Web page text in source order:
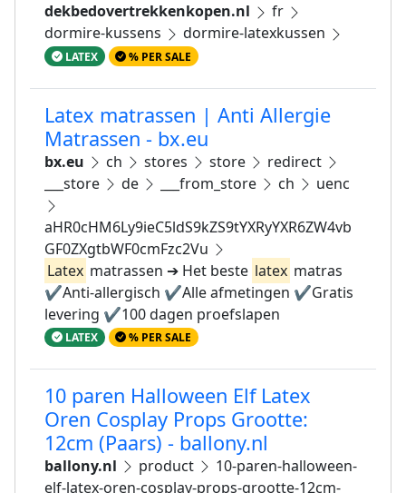
dekbedovertrekkenkopen.nl
fr
dormire-kussens
dormire-latexkussen
LATEX % PER SALE
Latex matrassen | Anti Allergie
Matrassen - bx.eu
bx.eu ch stores store
redirect
___store
de ___from_store ch uenc
aHR0cHM6Ly9ieC5ldS9kZS9tYXRyYXR6ZW4vb
GF0ZXgtbWF0cmFzc2Vu
Latex matrassen ➔ Het beste latex matras
✔️Anti-allergisch ✔️Alle afmetingen ✔️Gratis
levering ✔️100 dagen proefslapen
LATEX % PER SALE
10 paren Halloween Elf Latex
Oren Cosplay Props Grootte:
12cm (Paars) - ballony.nl
ballony.nl product
10-paren-halloween-
elf-latex-oren-cosplay-props-grootte-12cm-